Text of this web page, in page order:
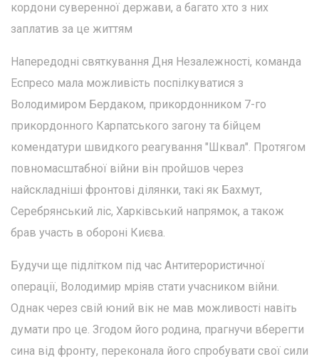
кордони суверенної держави, а багато хто з них
заплатив за це життям
Напередодні святкування Дня Незалежності, команда
Еспресо мала можливість поспілкуватися з
Володимиром Бердаком, прикордонником 7-го
прикордонного Карпатського загону та бійцем
комендатури швидкого реагування "Шквал". Протягом
повномасштабної війни він пройшов через
найскладніші фронтові ділянки, такі як Бахмут,
Серебрянський ліс, Харківський напрямок, а також
брав участь в обороні Києва.
Будучи ще підлітком під час Антитерористичної
операції, Володимир мріяв стати учасником війни.
Однак через свій юний вік не мав можливості навіть
думати про це. Згодом його родина, прагнучи вберегти
сина від фронту, переконала його спробувати свої сили